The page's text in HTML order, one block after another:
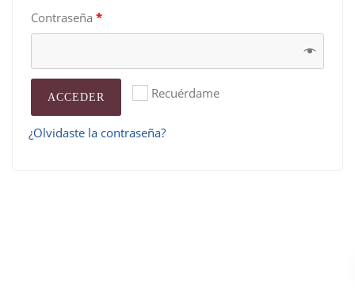
Contraseña *
Recuérdame
ACCEDER
¿Olvidaste la contraseña?